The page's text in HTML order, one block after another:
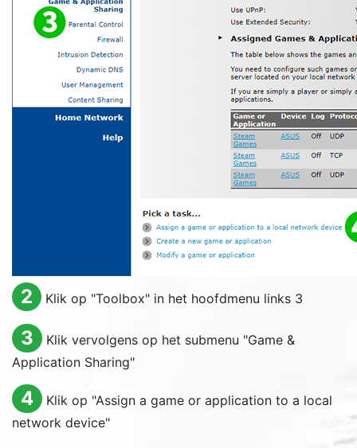
2 Klik op "Toolbox" in het hoofdmenu links 3
3 Klik vervolgens op het submenu "Game &
Application Sharing"
4 Klik op "Assign a game or application to a local
network device"